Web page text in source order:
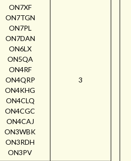
ON7XF
ON7TGN
ON7PL
ON7DAN
ON6LX
ON5QA
ON4RF
ON4QRP
ON4KHG
ON4CLQ
ON4CGC
ON4CAJ
ON3WBK
ON3RDH
ON3PV
3